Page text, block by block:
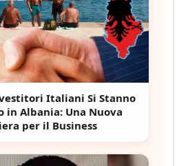
Italiani Si Stanno
in Albania: Una Nuova
per il Business